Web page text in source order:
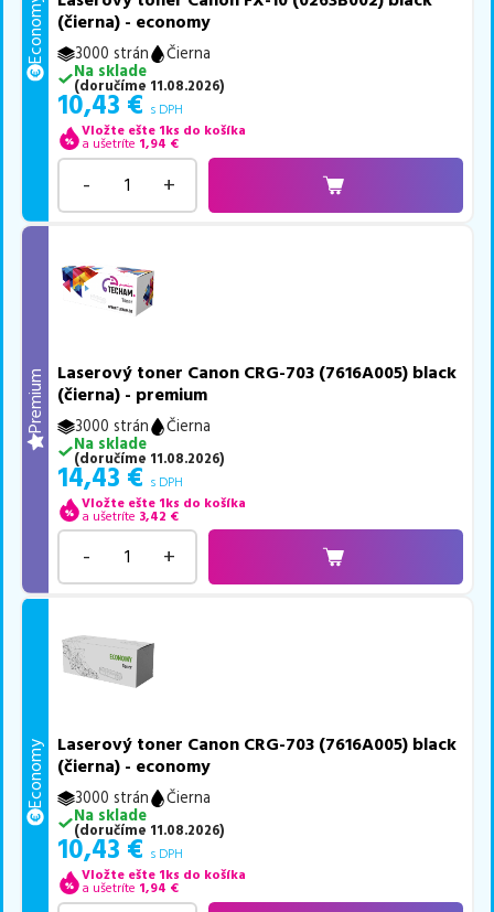
Economy
(čierna) - economy
3000 strán
Čierna
Na sklade
(doručíme 11.08.2026)
10,43 € s DPH
Vložte ešte 1ks do košíka
a ušetríte 1,94 €
- +
Premium
Laserový toner Canon CRG-703 (7616A005) black
(čierna) - premium
3000 strán
Čierna
Na sklade
(doručíme 11.08.2026)
14,43 € s DPH
Vložte ešte 1ks do košíka
a ušetríte 3,42 €
- +
Economy
Laserový toner Canon CRG-703 (7616A005) black
(čierna) - economy
3000 strán
Čierna
Na sklade
(doručíme 11.08.2026)
10,43 € s DPH
Vložte ešte 1ks do košíka
a ušetríte 1,94 €